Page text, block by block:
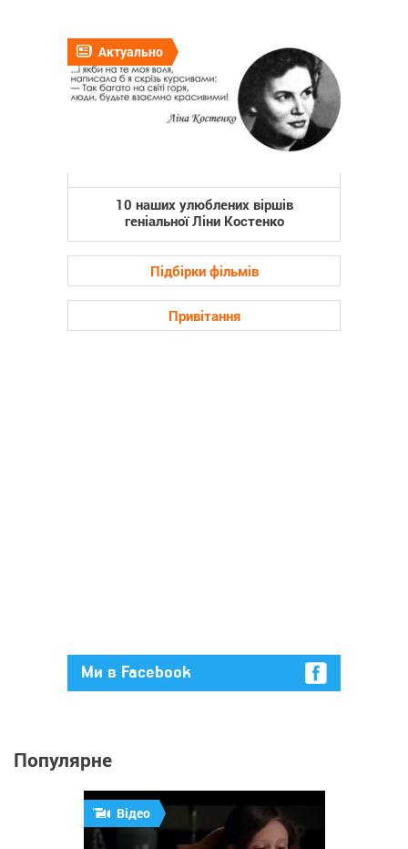
Актуально
10 наших улюблених віршів
геніальної Ліни Костенко
Підбірки фільмів
Привітання
Ми в Facebook
Популярне
Відео